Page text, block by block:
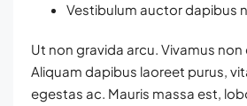
Vestibulum auctor dapibus
Ut non gravida arcu. Vivamus
Aliquam dapibus laoreet purus,
egestas ac. Mauris massa est,